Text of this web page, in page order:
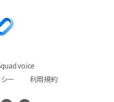
voice
ー
利用規約